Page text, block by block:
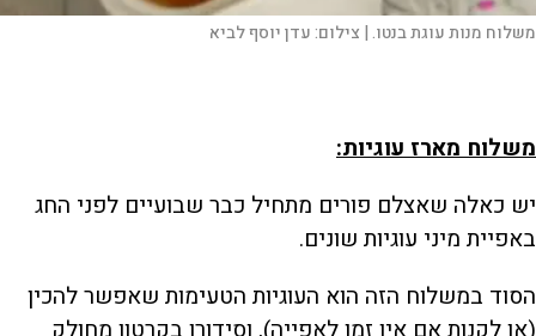
משלוח מנות עוגת בנטו. | צילום:עדן יוסף לביא
משלוח מארז עוגיות:
יש כאלה שאצלם פורים מתחיל כבר שבועיים לפני החג
באפיית מיני עוגיות שונים.
הסוד במשלוח הזה הוא העוגיות הטעימות שאפשר להכין